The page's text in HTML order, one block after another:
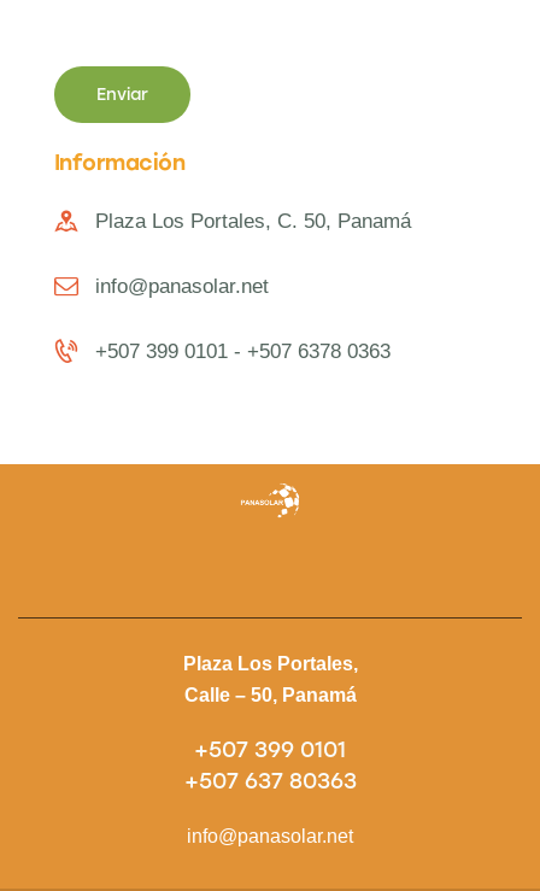
Información
Plaza Los Portales, C. 50, Panamá
info@panasolar.net
+507 399 0101 - +507 6378 0363
Plaza Los Portales,
Calle – 50, Panamá
+507 399 0101
+507 637 80363
info@panasolar.net